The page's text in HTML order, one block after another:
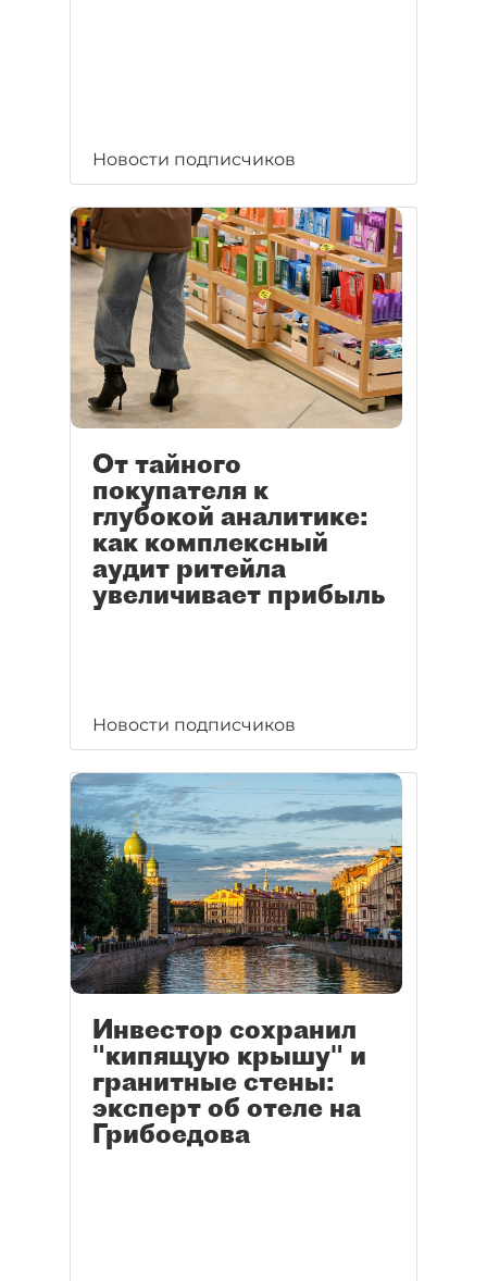
Новости подписчиков
От тайного
покупателя к
глубокой аналитике:
как комплексный
аудит ритейла
увеличивает прибыль
Новости подписчиков
Инвестор сохранил
"кипящую крышу" и
гранитные стены:
эксперт об отеле на
Грибоедова